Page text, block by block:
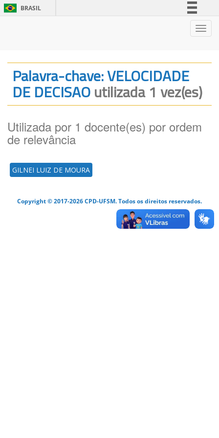
BRASIL
Legislação
Canais
Palavra-chave: VELOCIDADE
DE DECISAOutilizada 1 vez(es)
Utilizada por 1 docente(es) por ordem
de relevância
GILNEI LUIZ DE MOURA
Copyright © 2017-2026 CPD-UFSM. Todos os direitos reservados.